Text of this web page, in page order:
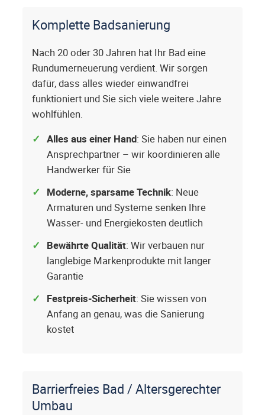
Komplette Badsanierung
Nach 20 oder 30 Jahren hat Ihr Bad eine
Rundumerneuerung verdient. Wir sorgen
dafür, dass alles wieder einwandfrei
funktioniert und Sie sich viele weitere Jahre
wohlfühlen.
Alles aus einer Hand: Sie haben nur einen
Ansprechpartner – wir koordinieren alle
Handwerker für Sie
Moderne, sparsame Technik: Neue
Armaturen und Systeme senken Ihre
Wasser- und Energiekosten deutlich
Bewährte Qualität: Wir verbauen nur
langlebige Markenprodukte mit langer
Garantie
Festpreis-Sicherheit: Sie wissen von
Anfang an genau, was die Sanierung
kostet
Barrierfreies Bad / Altersgerechter
Umbau